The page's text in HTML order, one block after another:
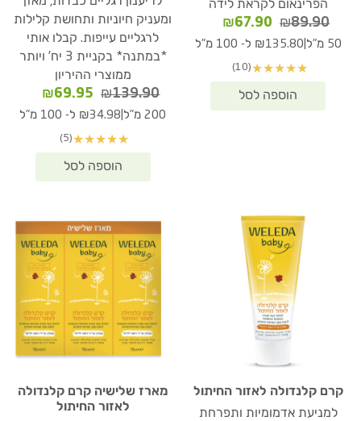
הפרינאום לקראת לידה
₪89.90
המחיר
המקורי
₪89.90.
₪67.90
המחיר
הנוכחי
50 מ"ל ₪135.80 ל- 100 מ"ל
★
★
★
★
★
(10)
ומעניק חיוניות ותחושת קלילות
לרגליים עייפות. קבלו אותי
*במתנה* בקניית 3 יח' ויותר
ממוצרי ההיריון
₪139.90
המחיר
המקורי
₪139.90.
₪69.95
המחיר
הנוכחי
200 מ"ל ₪34.98 ל- 100 מ"ל
★
★
★
★
★
(5)
קרם קלנדולה לאזור החיתול
למניעת אדמומיות ותפרחת
מארז שלישיה קרם קלנדולה
לאזור החיתול